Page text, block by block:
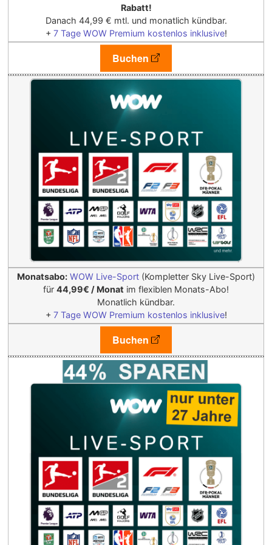
Rabatt!
Danach 44,99 € mtl. und monatlich kündbar.
+ 7 Tage WOW Premium kostenlos inklusive!
Buchen
Monatsabo: WOW Live-Sport (Kompletter Sky Live-Sport)
für 44,99€ / Monat im flexiblen Monats-Abo!
Monatlich kündbar.
+ 7 Tage WOW Premium kostenlos inklusive!
Buchen